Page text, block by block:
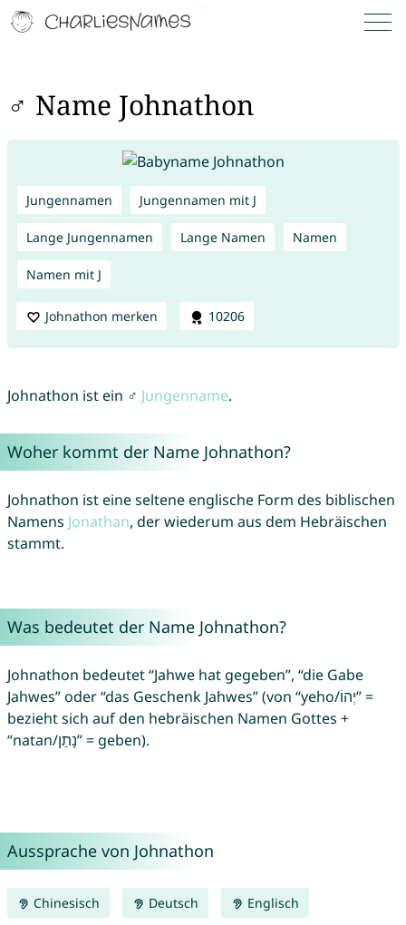
♂ Name Johnathon
Jungennamen Jungennamen mit J
Lange Jungennamen Lange Namen Namen
Namen mit J
Johnathon merken 10206
Johnathon ist ein ♂ Jungenname.
Woher kommt der Name Johnathon?
Johnathon ist eine seltene englische Form des biblischen
Namens Jonathan, der wiederum aus dem Hebräischen
stammt.
Was bedeutet der Name Johnathon?
Johnathon bedeutet “Jahwe hat gegeben”, “die Gabe
Jahwes” oder “das Geschenk Jahwes” (von “yeho/יְהוֹ” =
bezieht sich auf den hebräischen Namen Gottes +
“natan/נָתַן” = geben).
Aussprache von Johnathon
Chinesisch Deutsch Englisch